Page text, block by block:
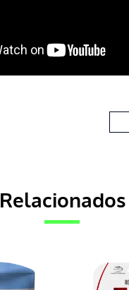
Relacionados